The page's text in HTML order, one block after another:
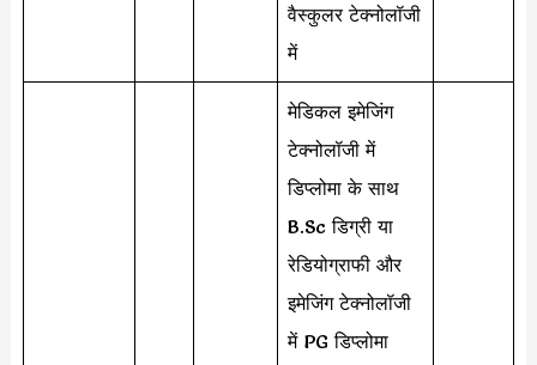
वैस्कुलर टेक्नोलॉजी
में
मेडिकल इमेजिंग
टेक्नोलॉजी में
डिप्लोमा के साथ
B.Sc डिग्री या
रेडियोग्राफी और
इमेजिंग टेक्नोलॉजी
में PG डिप्लोमा